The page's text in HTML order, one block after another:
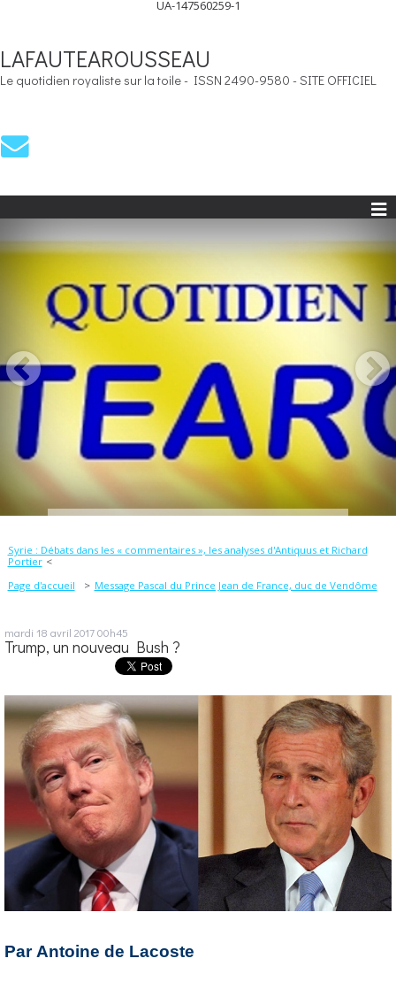
UA-147560259-1
LAFAUTEAROUSSEAU
Le quotidien royaliste sur la toile - ISSN 2490-9580 - SITE OFFICIEL
Syrie : Débats dans les « commentaires », les analyses d'Antiquus et Richard
Portier
Page d'accueil
Message Pascal du Prince Jean de France, duc de Vendôme
mardi 18 avril 201700h45
Trump, un nouveau Bush ?
Par Antoine de Lacoste